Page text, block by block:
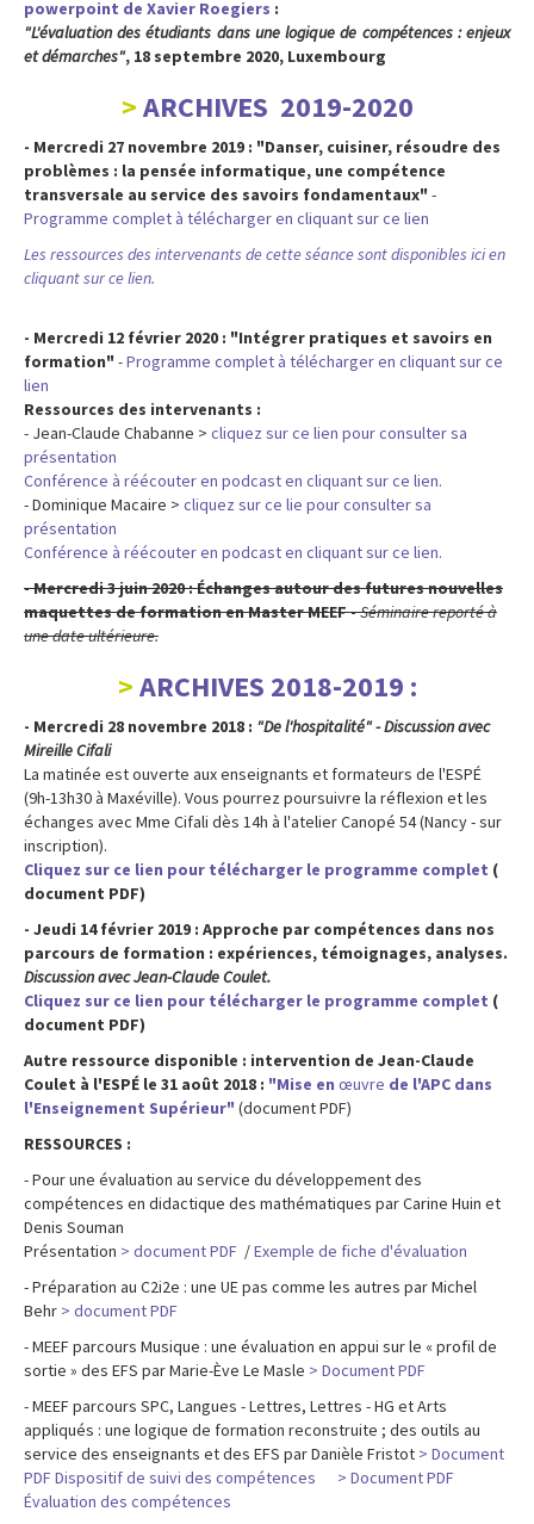
powerpoint de Xavier Roegiers :
"L'évaluation des étudiants dans une logique de compétences : enjeux
et démarches", 18 septembre 2020, Luxembourg
ARCHIVES 2019-2020
- Mercredi 27 novembre 2019 : "Danser, cuisiner, résoudre des
problèmes : la pensée informatique, une compétence
transversale au service des savoirs fondamentaux" -
Programme complet à télécharger en cliquant sur ce lien
Les ressources des intervenants de cette séance sont disponibles ici en
cliquant sur ce lien.
- Mercredi 12 février 2020 : "Intégrer pratiques et savoirs en
formation" -Programme complet à télécharger en cliquant sur ce
lien
Ressources des intervenants :
- Jean-Claude Chabanne > cliquez sur ce lien pour consulter sa
présentation
Conférence à réécouter en podcast en cliquant sur ce lien.
- Dominique Macaire > cliquez sur ce lie pour consulter sa
présentation
Conférence à réécouter en podcast en cliquant sur ce lien.
- Mercredi 3 juin 2020 : Échanges autour des futures nouvelles
maquettes de formation en Master MEEF -Séminaire reporté à
une date ultérieure.
ARCHIVES 2018-2019 :
- Mercredi 28 novembre 2018 : "De l'hospitalité" - Discussion avec
Mireille Cifali
La matinée est ouverte aux enseignants et formateurs de l'ESPÉ
(9h-13h30 à Maxéville). Vous pourrez poursuivre la réflexion et les
échanges avec Mme Cifali dès 14h à l'atelier Canopé 54 (Nancy - sur
inscription).
Cliquez sur ce lien pour télécharger le programme complet (
document PDF)
- Jeudi 14 février 2019 : Approche par compétences dans nos
parcours de formation : expériences, témoignages, analyses.
Discussion avec Jean-Claude Coulet.
Cliquez sur ce lien pour télécharger le programme complet (
document PDF)
Autre ressource disponible : intervention de Jean-Claude
Coulet à l'ESPÉ le 31 août 2018 : "Mise en œuvre de l'APC dans
l'Enseignement Supérieur" (document PDF)
RESSOURCES :
- Pour une évaluation au service du développement des
compétences en didactique des mathématiques par Carine Huin et
Denis Souman
Présentation > document PDF /Exemple de fiche d'évaluation
- Préparation au C2i2e : une UE pas comme les autres par Michel
Behr > document PDF
- MEEF parcours Musique : une évaluation en appui sur le « profil de
sortie » des EFS par Marie-Ève Le Masle > Document PDF
- MEEF parcours SPC, Langues - Lettres, Lettres - HG et Arts
appliqués : une logique de formation reconstruite ; des outils au
service des enseignants et des EFS par Danièle Fristot > Document
PDF Dispositif de suivi des compétences
> Document PDF
Évaluation des compétences